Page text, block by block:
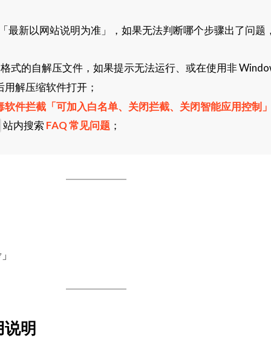
最新以网站说明为准」，如果无法判断哪个步骤出了问题
式的自解压文件，如果提示无法运行、或在使用非
用解压缩软件打开；
软件拦截「可加入白名单、关闭拦截、关闭智能应用控制
站内搜索 FAQ 常见问题；
明